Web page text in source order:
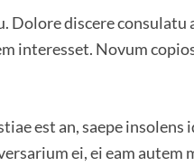
Dolore discere consulatu
interesset. Novum
est an, saepe insolens
ei, ei eam autem